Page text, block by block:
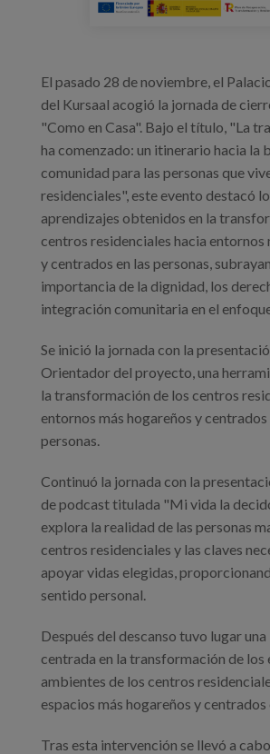
El pasado 28 de noviembre, el
del Kursaal acogió la jornada de
"Como en Casa". Bajo el título, "La
ha comenzado: un itinerario hacia la
comunidad para las personas que
residenciales", este evento destacó
aprendizajes obtenidos en la
centros residenciales hacia entornos
y centrados en las personas,
importancia de la dignidad, los
integración comunitaria en el
Se inició la jornada con la
Orientador del proyecto, una
la transformación de los centros
entornos más hogareños y centrados
personas.
Continuó la jornada con la
de podcast titulada "Mi vida la
explora la realidad de las personas
centros residenciales y las claves
apoyar vidas elegidas,
sentido personal.
Después del descanso tuvo lugar
centrada en la transformación de los
ambientes de los centros
espacios más hogareños y centrados
Tras esta intervención se llevó a